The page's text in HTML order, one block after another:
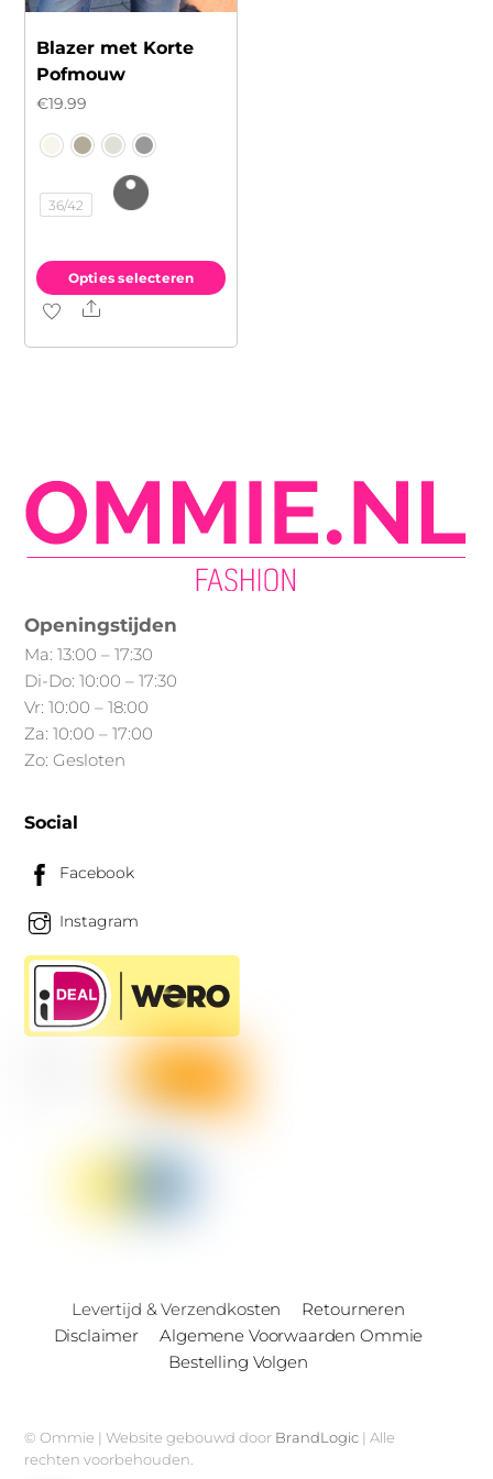
Blazer met Korte
Pofmouw
€19.99
36/42
Opties selecteren
Dit
optie
kan
gekozen
de
productpagina
Share
Openingstijden
Ma: 13:00 – 17:30
Di-Do: 10:00 – 17:30
Vr: 10:00 – 18:00
Za: 10:00 – 17:00
Zo: Gesloten
Social
Facebook
Instagram
Levertijd & Verzendkosten
Retourneren
Disclaimer
Algemene Voorwaarden Ommie
Bestelling Volgen
© Ommie | Website gebouwd door BrandLogic | Alle
rechten voorbehouden.